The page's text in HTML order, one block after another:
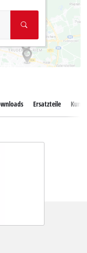
Ersatzteile